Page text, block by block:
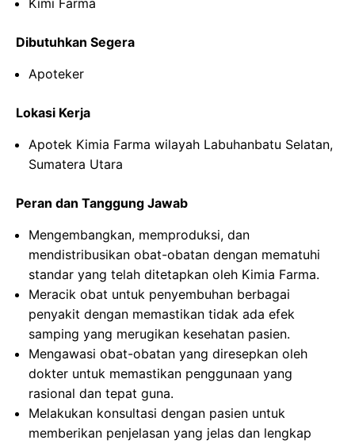
Kimi Farma
Dibutuhkan Segera
Apoteker
Lokasi Kerja
Apotek Kimia Farma wilayah Labuhanbatu Selatan,
Sumatera Utara
Peran dan Tanggung Jawab
Mengembangkan, memproduksi, dan
mendistribusikan obat-obatan dengan mematuhi
standar yang telah ditetapkan oleh Kimia Farma.
Meracik obat untuk penyembuhan berbagai
penyakit dengan memastikan tidak ada efek
samping yang merugikan kesehatan pasien.
Mengawasi obat-obatan yang diresepkan oleh
dokter untuk memastikan penggunaan yang
rasional dan tepat guna.
Melakukan konsultasi dengan pasien untuk
memberikan penjelasan yang jelas dan lengkap